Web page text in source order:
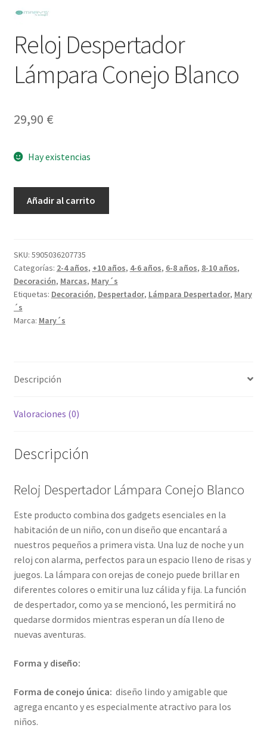
Reloj Despertador
Lámpara Conejo Blanco
29,90 €
Hay existencias
Blanco
cantidad
Añadir al carrito
SKU: 5905036207735
Categorías: 2-4 años, +10 años, 4-6 años, 6-8 años, 8-10 años,
Decoración, Marcas, Mary´s
Etiquetas: Decoración, Despertador, Lámpara Despertador, Mary
´s
Marca: Mary´s
Descripción
Valoraciones (0)
Descripción
Reloj Despertador Lámpara Conejo Blanco
Este producto combina dos gadgets esenciales en la
habitación de un niño, con un diseño que encantará a
nuestros pequeños a primera vista. Una luz de noche y un
reloj con alarma, perfectos para un espacio lleno de risas y
juegos. La lámpara con orejas de conejo puede brillar en
diferentes colores o emitir una luz cálida y fija. La función
de despertador, como ya se mencionó, les permitirá no
quedarse dormidos mientras esperan un día lleno de
nuevas aventuras.
Forma y diseño:
Forma de conejo única: diseño lindo y amigable que
agrega encanto y es especialmente atractivo para los
niños.